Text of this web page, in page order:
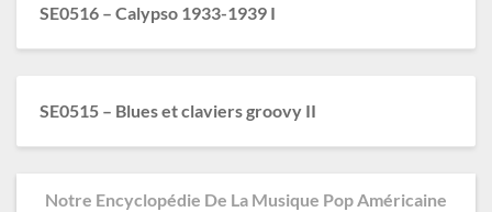
SE0516 – Calypso 1933-1939 I
SE0515 – Blues et claviers groovy II
Notre Encyclopédie De La Musique Pop Américaine